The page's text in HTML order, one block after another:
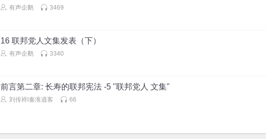
有声企鹅 3469
16 联邦党人文集发表（下）
有声企鹅 3340
前言第二章: 长寿的联邦宪法 -5 "联邦党人 文集"
刘传祥l秦淮逍客 66